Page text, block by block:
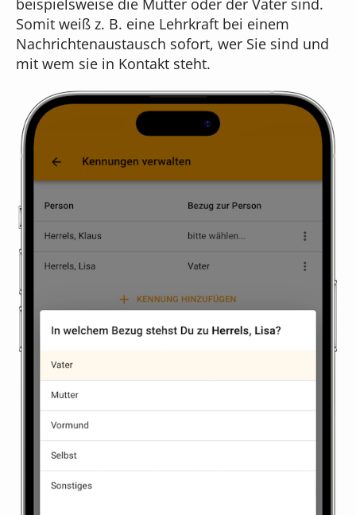
beispielsweise die Mutter oder der Vater sind.
Somit weiß z. B. eine Lehrkraft bei einem
Nachrichtenaustausch sofort, wer Sie sind und
mit wem sie in Kontakt steht.